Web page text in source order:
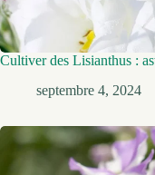
Cultiver des Lisianthus :
septembre 4, 2024